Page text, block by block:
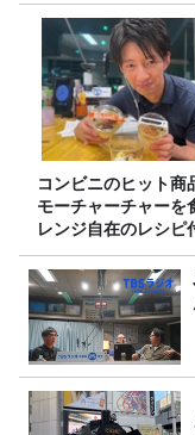
コンビニのヒット商
モーチャーチャーを
レンジ自在のレシピ